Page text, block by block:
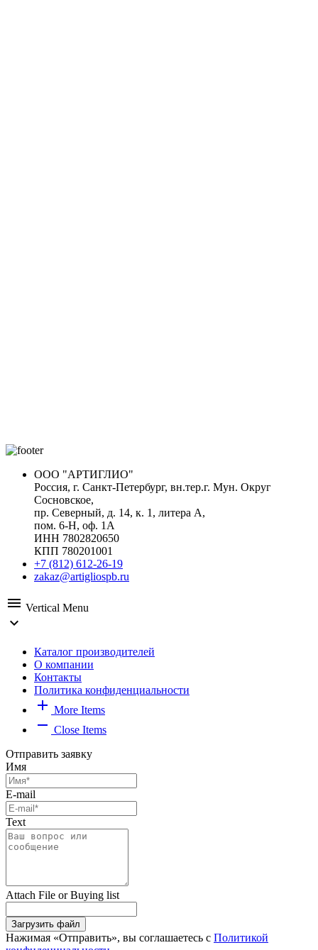
ООО "АРТИГЛИО"
Россия, г. Санкт-Петербург, вн.тер.г. Мун. Округ
Сосновское,
пр. Северный, д. 14, к. 1, литера А,
пом. 6-Н, оф. 1А
ИНН 7802820650
КПП 780201001
+7 (812) 612-26-19
zakaz@artigliospb.ru
menu Vertical Menu
expand_more
Каталог производителей
О компании
Контакты
Политика конфиденциальности
add More Items
remove Close Items
Отправить заявку
Имя
E-mail
Text
Attach File or Buying list
Загрузить файл
Нажимая «Отправить», вы соглашаетесь с Политикой